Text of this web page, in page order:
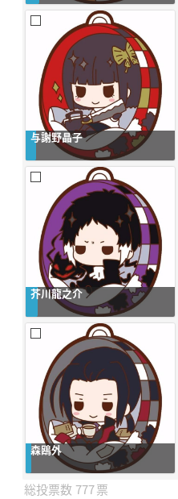
与謝野晶子
芥川龍之介
森鴎外
777